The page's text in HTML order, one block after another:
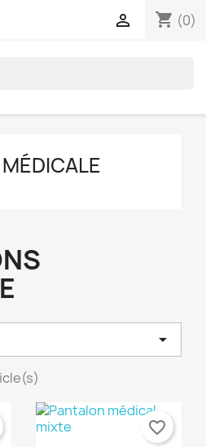
shopping_cart (0)


favorite_border